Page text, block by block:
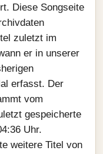
Diese Songseite
zuletzt im
er in unserer
erfasst. Der
vom
gespeicherte
Uhr.
weitere Titel von